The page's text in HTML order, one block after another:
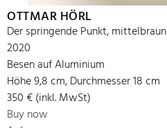
OTTMAR HÖRL
Der springende Punkt, mittelbraun
2020
Besen auf Aluminium
Höhe 9,8 cm, Durchmesser 18 cm
350 € (inkl. MwSt)
Buy now